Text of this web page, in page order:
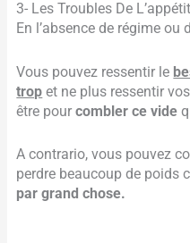
3- Les Troubles De L’appétit
En l’absence de régime
Vous pouvez ressentir le
trop et ne plus ressentir
être pourcombler ce vide
A contrario, vous pouvez
perdre beaucoup de poids
par grand chose.